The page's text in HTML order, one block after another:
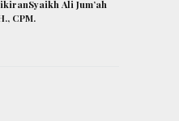
Ali Jum’ah
CPM.